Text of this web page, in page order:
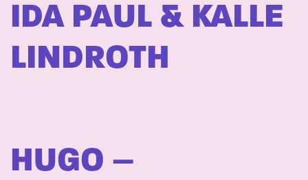
IDA PAUL & KALLE
LINDROTH
HUGO –